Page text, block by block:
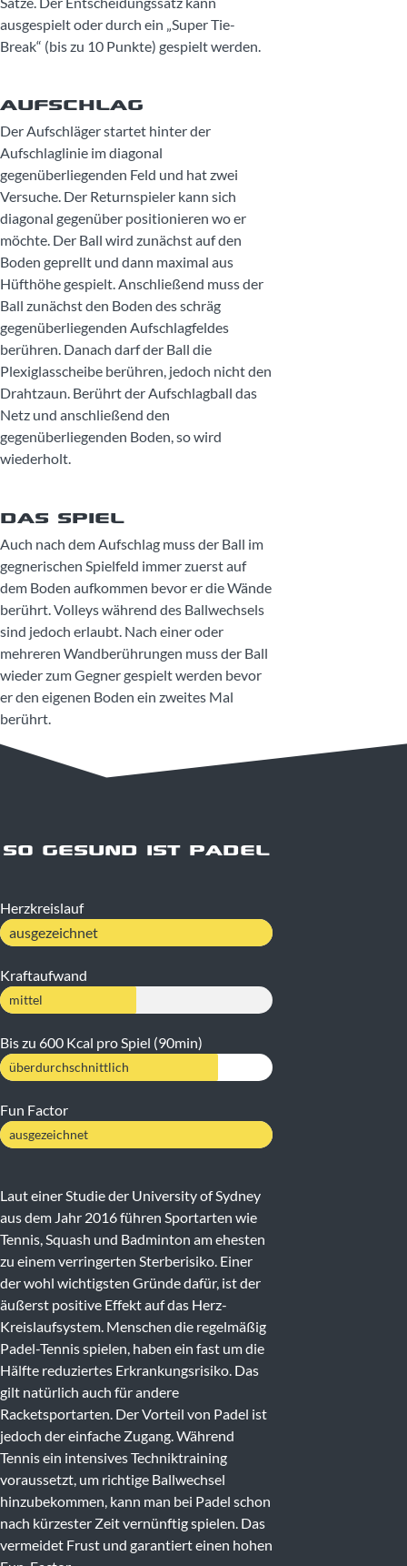
ausgespielt oder durch ein „Super Tie-
Break“ (bis zu 10 Punkte) gespielt werden.
AUFSCHLAG
Der Aufschläger startet hinter der
Aufschlaglinie im diagonal
gegenüberliegenden Feld und hat zwei
Versuche. Der Returnspieler kann sich
diagonal gegenüber positionieren wo er
möchte. Der Ball wird zunächst auf den
Boden geprellt und dann maximal aus
Hüfthöhe gespielt. Anschließend muss der
Ball zunächst den Boden des schräg
gegenüberliegenden Aufschlagfeldes
berühren. Danach darf der Ball die
Plexiglasscheibe berühren, jedoch nicht den
Drahtzaun. Berührt der Aufschlagball das
Netz und anschließend den
gegenüberliegenden Boden, so wird
wiederholt.
DAS SPIEL
Auch nach dem Aufschlag muss der Ball im
gegnerischen Spielfeld immer zuerst auf
dem Boden aufkommen bevor er die Wände
berührt. Volleys während des Ballwechsels
sind jedoch erlaubt. Nach einer oder
mehreren Wandberührungen muss der Ball
wieder zum Gegner gespielt werden bevor
er den eigenen Boden ein zweites Mal
berührt.
SO GESUND IST PADEL
Laut einer Studie der University of Sydney
aus dem Jahr 2016 führen Sportarten wie
Tennis,Squash und Badminton am ehesten
zu einem verringerten Sterberisiko. Einer
der wohl wichtigsten Gründe dafür, ist der
äußerst positive Effekt auf das Herz-
Kreislaufsystem. Menschen die regelmäßig
Padel-Tennis spielen, haben ein fast um die
Hälfte reduziertes Erkrankungsrisiko. Das
gilt natürlich auch für andere
Racketsportarten. Der Vorteil von Padel ist
jedoch der einfache Zugang. Während
Tennis ein intensives Techniktraining
voraussetzt, um richtige Ballwechsel
hinzubekommen, kann man bei Padel schon
nach kürzester Zeit vernünftig spielen. Das
vermeidet Frust und garantiert einen hohen
Herzkreislauf
ausgezeichnet
Kraftaufwand
mittel
Bis zu 600 Kcal pro Spiel (90min)
überdurchschnittlich
Fun Factor
ausgezeichnet